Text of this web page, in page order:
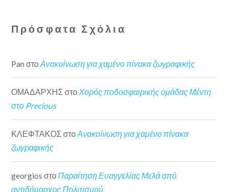
Πρόσφατα Σχόλια
Pan στοΑνακοίνωση για χαμένο πίνακα ζωγραφικής
ΟΜΑΔΑΡΧΗΣ στοΧορός ποδοσφαιρικής ομάδας Μέντη
στο Precious
ΚΛΕΦΤΑΚΟΣ στοΑνακοίνωση για χαμένο πίνακα
ζωγραφικής
georgios στοΠαραίτηση Ευαγγελίας Μελά από
αντιδήμαρχος Πολιτισμού